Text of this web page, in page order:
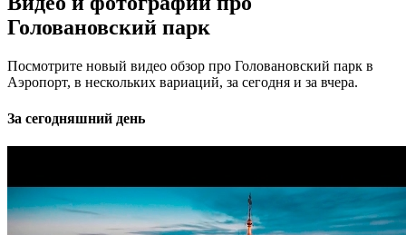
Головановский парк
Посмотрите новый видео обзор про Головановский парк в
Аэропорт, в нескольких вариаций, за сегодня и за вчера.
За сегодняшний день